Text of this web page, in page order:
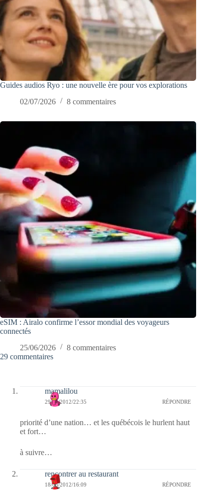
Guides audios Ryo : une nouvelle ère pour vos explorations
02/07/2026
8 commentaires
eSIM : Airalo confirme l’essor mondial des voyageurs
connectés
25/06/2026
8 commentaires
29 commentaires
mamalilou
29/05/2012/22:35 RÉPONDRE
priorité d’une nation… et les québécois le hurlent haut
et fort…
à suivre…
rencontrer au restaurant
18/05/2012/16:09 RÉPONDRE